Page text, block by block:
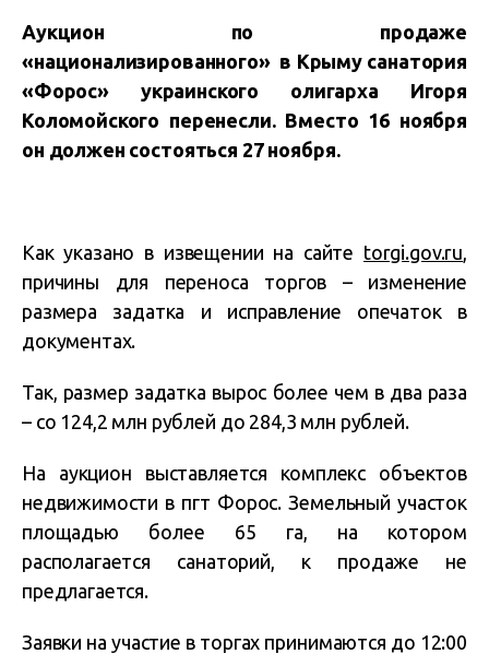
Аукцион по продаже
«национализированного» в Крыму санатория
«Форос» украинского олигарха Игоря
Коломойского перенесли. Вместо 16 ноября
он должен состояться 27 ноября.
Как указано в извещении на сайте torgi.gov.ru,
причины для переноса торгов – изменение
размера задатка и исправление опечаток в
документах.
Так, размер задатка вырос более чем в два раза
– со 124,2 млн рублей до 284,3 млн рублей.
На аукцион выставляется комплекс объектов
недвижимости в пгт Форос. Земельный участок
площадью более 65 га, на котором
располагается санаторий, к продаже не
предлагается.
Заявки на участие в торгах принимаются до 12:00